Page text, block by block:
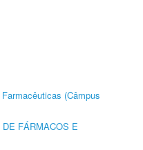
(Câmpus
DE FÁRMACOS E